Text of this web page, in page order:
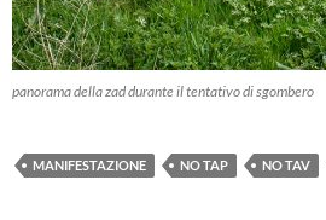
panorama della zad durante il tentativo di sgombero
MANIFESTAZIONE NO TAP NO TAV